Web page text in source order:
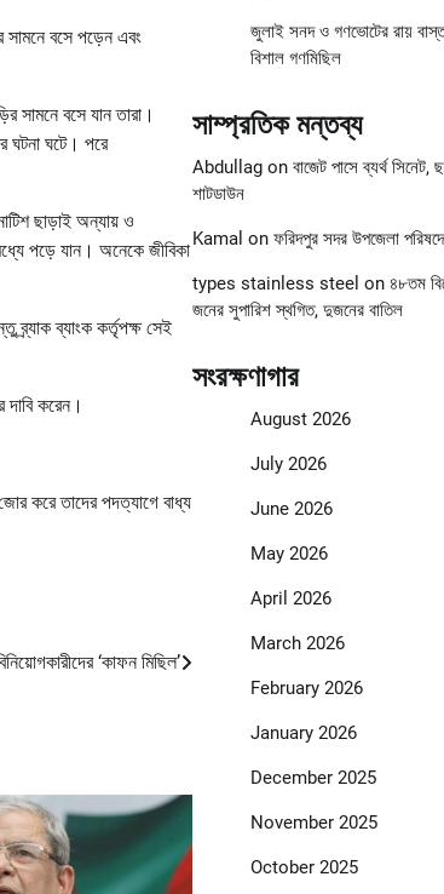
সামনে বসে পড়েন এবং
সামনে বসে যান তারা।
ঘটনা ঘটে। পরে
ছাড়াই অন্যায় ও
পড়ে যান। অনেকে জীবিকা
ব্র্যাক ব্যাংক কর্তৃপক্ষ সেই
দা‌বি করেন।
করে তাদের পদত্যাগে বাধ্য
‘কাফন মিছিল’
জুলাই সনদ ও গণভোটের রায়
বিশাল গণমিছিল
সাম্প্রতিক মন্তব্য
Abdullagon বাজেট পাসে ব্যর্থ
শাটডাউন
Kamal on ফরিদপুর সদর উপজেলা
types stainless steel on ৪৮তম
জনের সুপারিশ স্থগিত, দুজনের বাতিল
সংরক্ষণাগার
August 2026
July 2026
June 2026
May 2026
April 2026
March 2026
February 2026
January 2026
December 2025
November 2025
October 2025